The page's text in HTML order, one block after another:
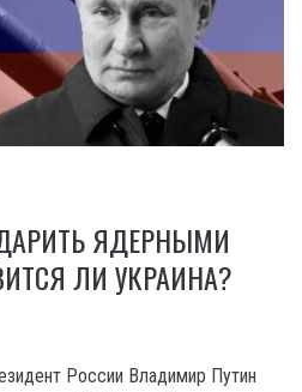
ЯДЕРНЫМИ
ЛИ УКРАИНА?
России Владимир Путин